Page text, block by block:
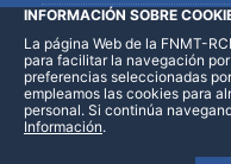
LinkedInFacebook
INFORMACIÓN SOBRE
La página Web de la FNMT-
para facilitar la navegación
preferencias seleccionadas
empleamos las cookies para
personal. Si continúa
Información.